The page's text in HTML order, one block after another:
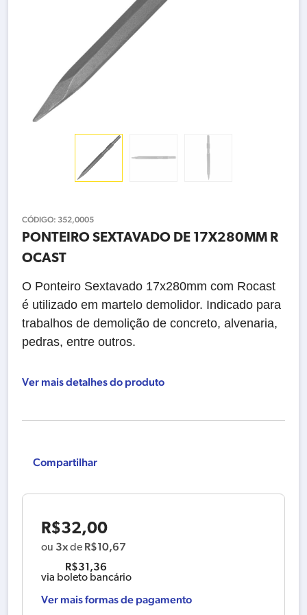
CÓDIGO: 352,0005
PONTEIRO SEXTAVADO DE 17X280MM R
OCAST
O Ponteiro Sextavado 17x280mm com Rocast
é utilizado em martelo demolidor. Indicado para
trabalhos de demolição de concreto, alvenaria,
pedras, entre outros.
Ver mais detalhes do produto
Compartilhar
R$32,00
ou 3xde R$10,67
R$31,36
via boleto bancário
Ver mais formas de pagamento